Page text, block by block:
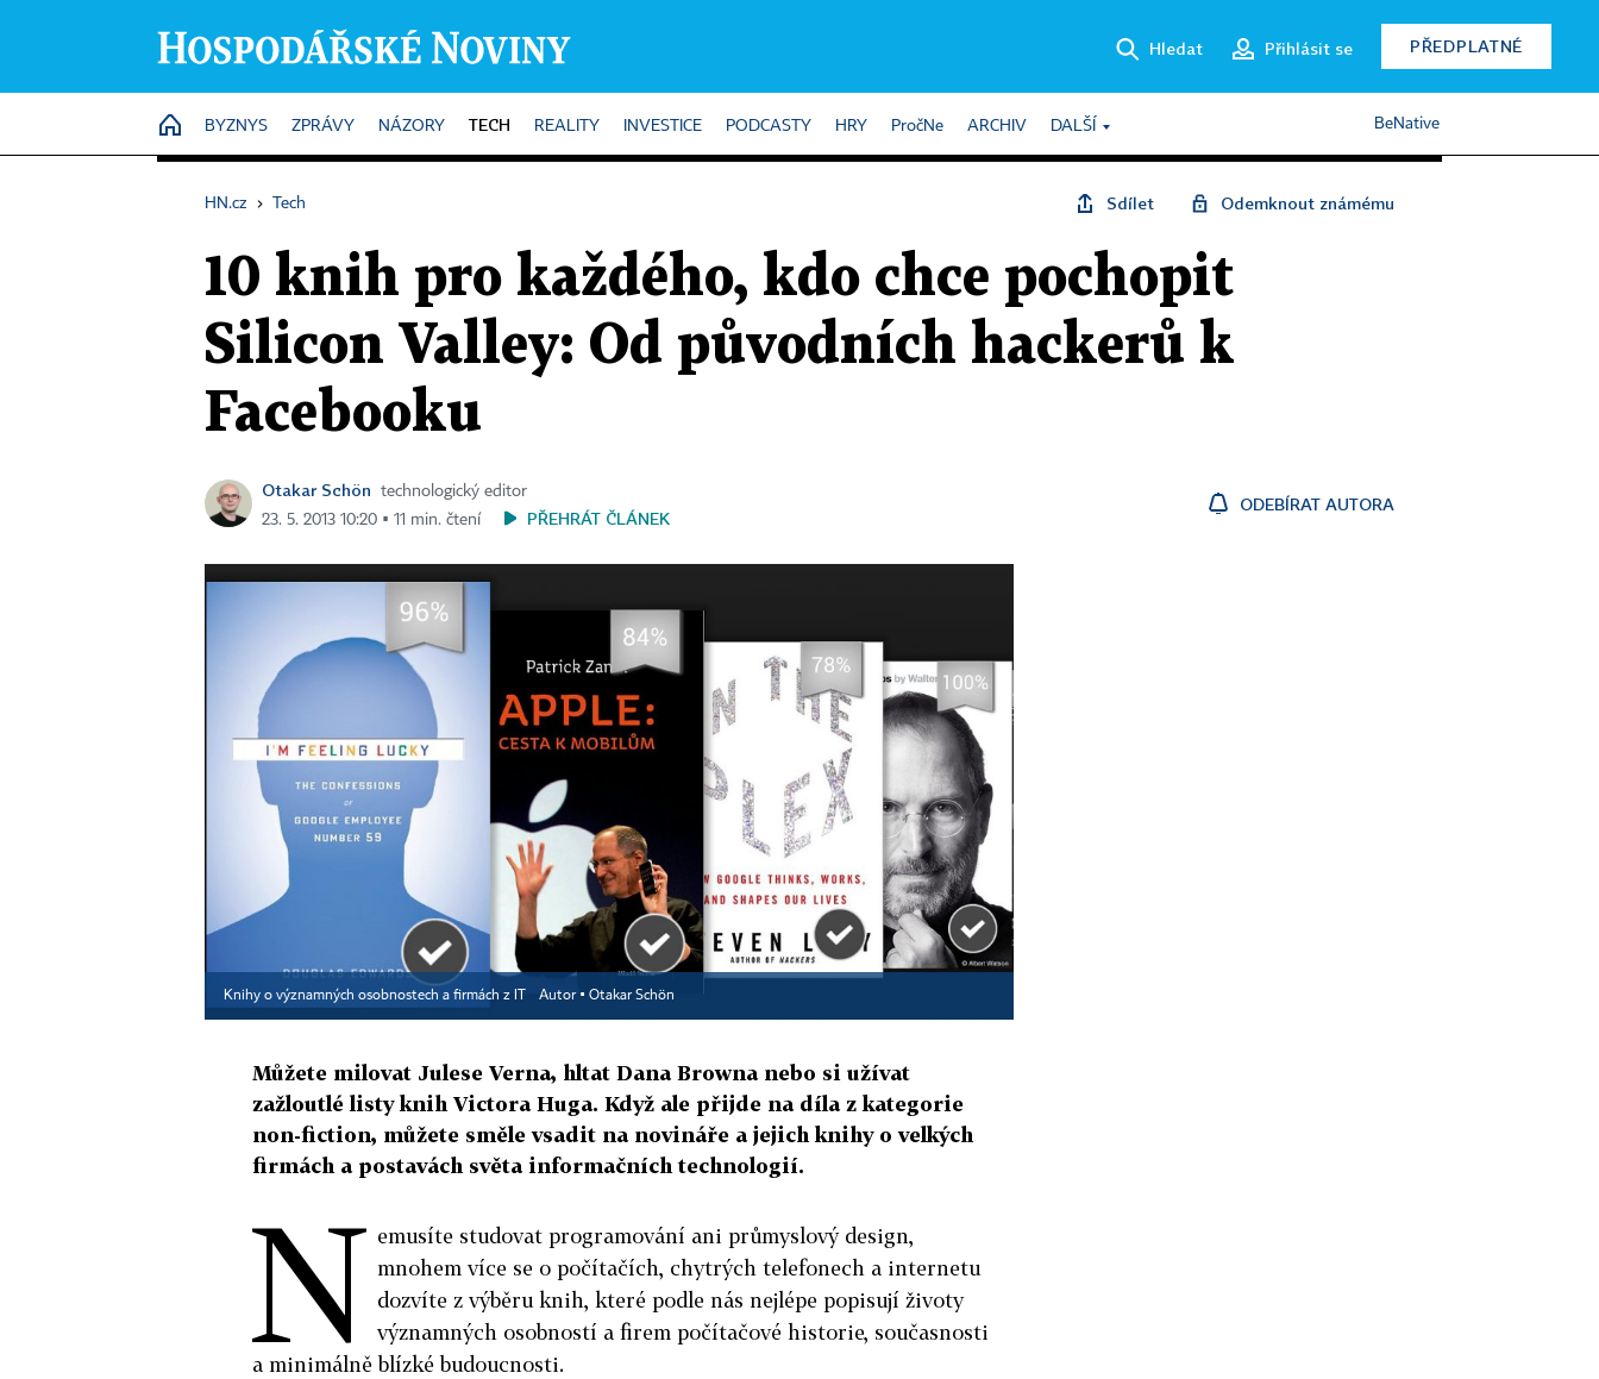
Hledat Přihlásit se PŘEDPLATNÉ
HOME
BYZNYS ZPRÁVY NÁZORY TECH REALITY INVESTICE PODCASTY HRY PročNe ARCHIV DALŠÍ BeNative
HN.cz › Tech Sdílet Odemknout známému
10 knih pro každého, kdo chce pochopit
Silicon Valley: Od původních hackerů k
Facebooku
Otakar Schön
technologický editor
23. 5. 2013 10:20 ▪ 11 min. čtení
PŘEHRÁT ČLÁNEK
ODEBÍRAT AUTORA
Knihy o významných osobnostech a firmách z IT Autor ▪ Otakar Schön
Můžete milovat Julese Verna, hltat Dana Browna nebo si užívat
zažloutlé listy knih Victora Huga. Když ale přijde na díla z kategorie
non-fiction, můžete směle vsadit na novináře a jejich knihy o velkých
firmách a postavách světa informačních technologií.
N emusíte studovat programování ani průmyslový design,
mnohem více se o počítačích, chytrých telefonech a internetu
dozvíte z výběru knih, které podle nás nejlépe popisují životy
významných osobností a firem počítačové historie, současnosti
a minimálně blízké budoucnosti.